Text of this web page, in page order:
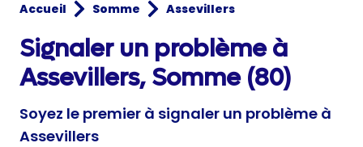
Accueil Somme Assevillers
Signaler un problème à
Assevillers, Somme (80)
Soyez le premier à signaler un problème à
Assevillers